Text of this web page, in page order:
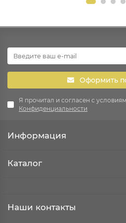
Оформить
Я прочитал и согласен с
Конфиденциальности
Информация
Каталог
Наши контакты